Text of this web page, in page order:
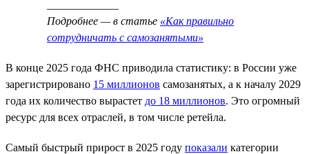
Подробнее — в статье «Как правильно
сотрудничать с самозанятыми»
В конце 2025 года ФНС приводила статистику: в России уже
зарегистрировано 15 миллионов самозанятых, а к началу 2029
года их количество вырастет до 18 миллионов. Это огромный
ресурс для всех отраслей, в том числе ретейла.
Самый быстрый прирост в 2025 году показали категории